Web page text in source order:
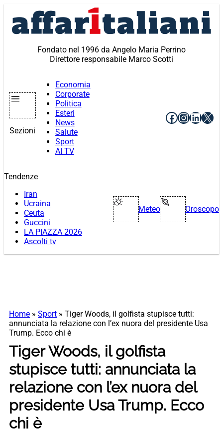
contenuto
Fondato nel 1996 da Angelo Maria Perrino
Direttore responsabile Marco Scotti
Sezioni
Economia
Corporate
Politica
Esteri
News
Salute
Sport
AI TV
Facebook
X
Tendenze
Iran
Ucraina
Ceuta
Guccini
LA PIAZZA 2026
Ascolti tv
Meteo Oroscopo
Home » Sport » Tiger Woods, il golfista stupisce tutti:
annunciata la relazione con l’ex nuora del presidente Usa
Trump. Ecco chi è
Tiger Woods, il golfista
stupisce tutti: annunciata la
relazione con l’ex nuora del
presidente Usa Trump. Ecco
chi è